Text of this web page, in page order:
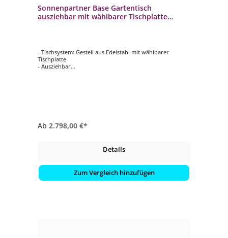
Sonnenpartner Base Gartentisch
ausziehbar mit wählbarer Tischplatte
- Tischsystem: Gestell aus Edelstahl mit wählbarer
Tischplatte
- Ausziehbar
Ab 2.798,00 €*
Details
Zum Vergleich hinzufügen